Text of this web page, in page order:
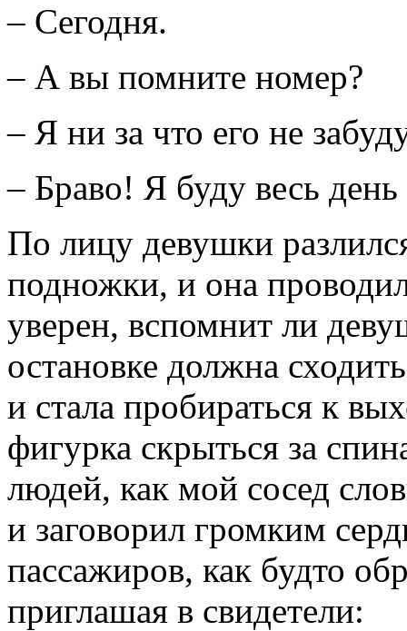
– Сегодня.
– А вы помните номер?
– Я ни за что его не
– Браво! Я буду весь
По лицу девушки
подножки, и она
уверен, вспомнит ли
остановке должна
и стала пробираться к
фигурка скрыться за
людей, как мой сосед
и заговорил громким
пассажиров, как будто
приглашая в свидетели: